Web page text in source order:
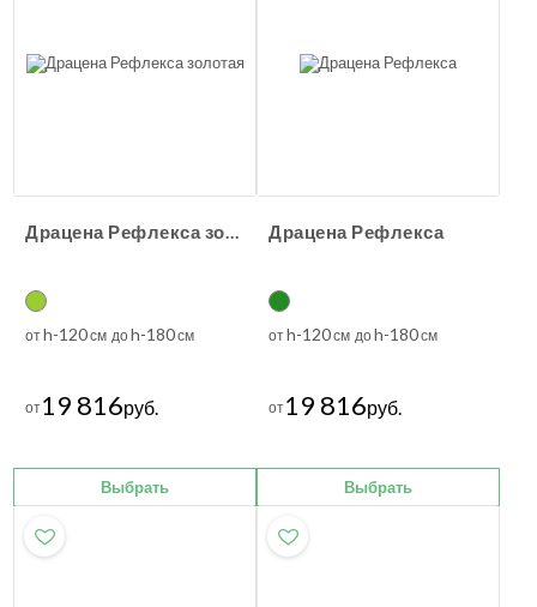
Драцена Рефлекса золотая
отh-120см доh-180см
от19 816руб.
Выбрать
Драцена Рефлекса
отh-120см доh-180см
от19 816руб.
Выбрать